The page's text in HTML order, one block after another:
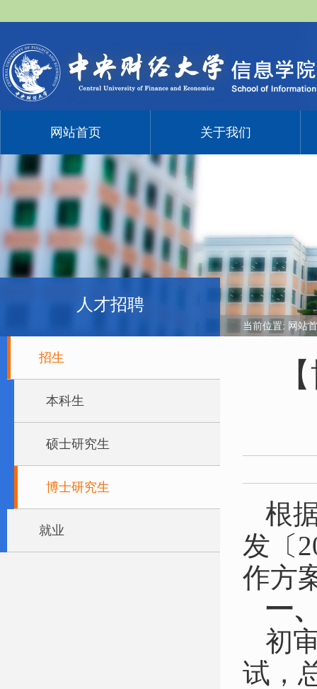
网站首页 关于我们
人才招聘
招生
本科生
硕士研究生
博士研究生
就业
当前位置: 网站
根
发〔
作方
一
初
试，